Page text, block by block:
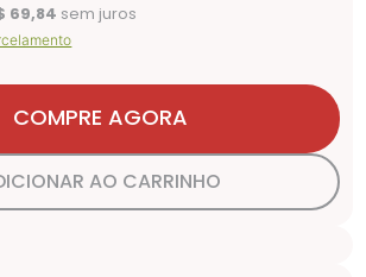
69,84 sem juros
COMPRE AGORA
AO CARRINHO